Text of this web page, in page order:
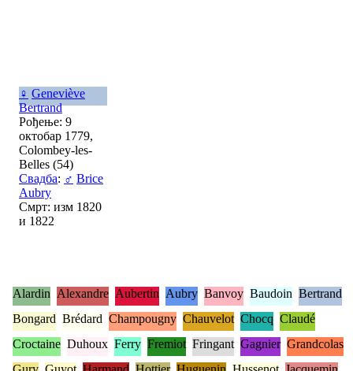
♀ Geneviève
Bertrand
Рођење: 9
октобар 1779,
Colombey-les-
Belles (54)
Свадба: ♂ Brice
Aubry
Смрт: изм 1820
и 1822
Alardin Alexandre Aubertin Aubry Banvoy Baudoin Bertrand
Bongard Brédard Champougny Chauvelot Chocq Claudé
Croctaine Duhoux Ferry Fremiot Fringant Gagnier Grandcolas